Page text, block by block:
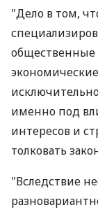
"Дело в том,
общественные
именно под
интересов и
толковать
"Вследствие